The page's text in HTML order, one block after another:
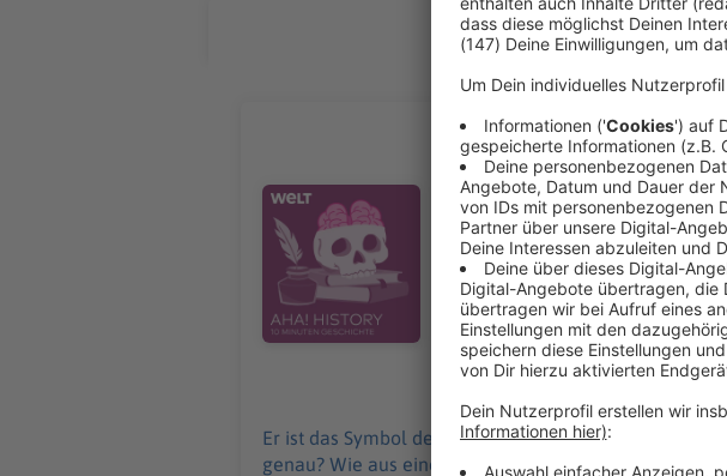
ALLE FOLGEN
Audiotitel - Wie wurde der Kreml zu Russlands
Wie wurde der Kreml zu
Er ist das Symbol des
Kreml“ eigentlich genau? Wie
darum dreht sich diese Folge
nicht einfach kaufen kann: Die Birkin Bag. "Aha! History – Zehn Minuten
Podcast von WELT. Immer montags und
history@welt.de. Produktion: Marvin Schwarz Host/Redaktion: Wim Orth Redaktion: Imke Rabiega
Impressum: https://
https://www.welt.de/services/
Er ist das Symbol des russischen Staatsapparates
genau? Wie aus einer kleinen Holzfestung der Kern